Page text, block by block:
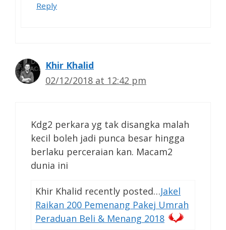
Reply
Khir Khalid
02/12/2018 at 12:42 pm
Kdg2 perkara yg tak disangka malah
kecil boleh jadi punca besar hingga
berlaku perceraian kan. Macam2
dunia ini
Khir Khalid recently posted…Jakel
Raikan 200 Pemenang Pakej Umrah
Peraduan Beli & Menang 2018